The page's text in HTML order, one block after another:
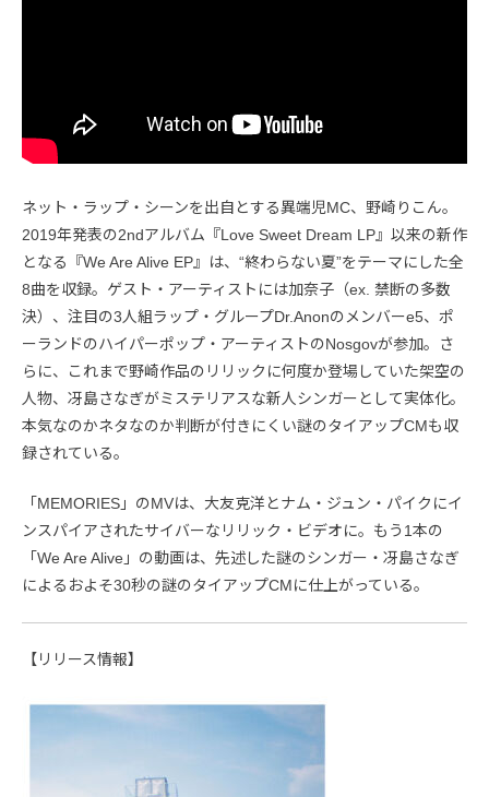
ネット・ラップ・シーンを出自とする異端児MC、野崎りこん。
2019年発表の2ndアルバム『Love Sweet Dream LP』以来の新作
となる『We Are Alive EP』は、“終わらない夏”をテーマにした全
8曲を収録。ゲスト・アーティストには加奈子（ex. 禁断の多数
決）、注目の3人組ラップ・グループDr.Anonのメンバーe5、ポ
ーランドのハイパーポップ・アーティストのNosgovが参加。さ
らに、これまで野崎作品のリリックに何度か登場していた架空の
人物、冴島さなぎがミステリアスな新人シンガーとして実体化。
本気なのかネタなのか判断が付きにくい謎のタイアップCMも収
録されている。
「MEMORIES」のMVは、大友克洋とナム・ジュン・パイクにイ
ンスパイアされたサイバーなリリック・ビデオに。もう1本の
「We Are Alive」の動画は、先述した謎のシンガー・冴島さなぎ
によるおよそ30秒の謎のタイアップCMに仕上がっている。
【リリース情報】